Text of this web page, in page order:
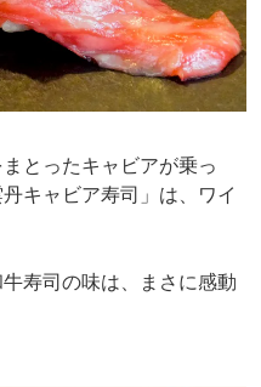
とったキャビアが乗っ
キャビア寿司」は、ワイ
寿司の味は、まさに感動